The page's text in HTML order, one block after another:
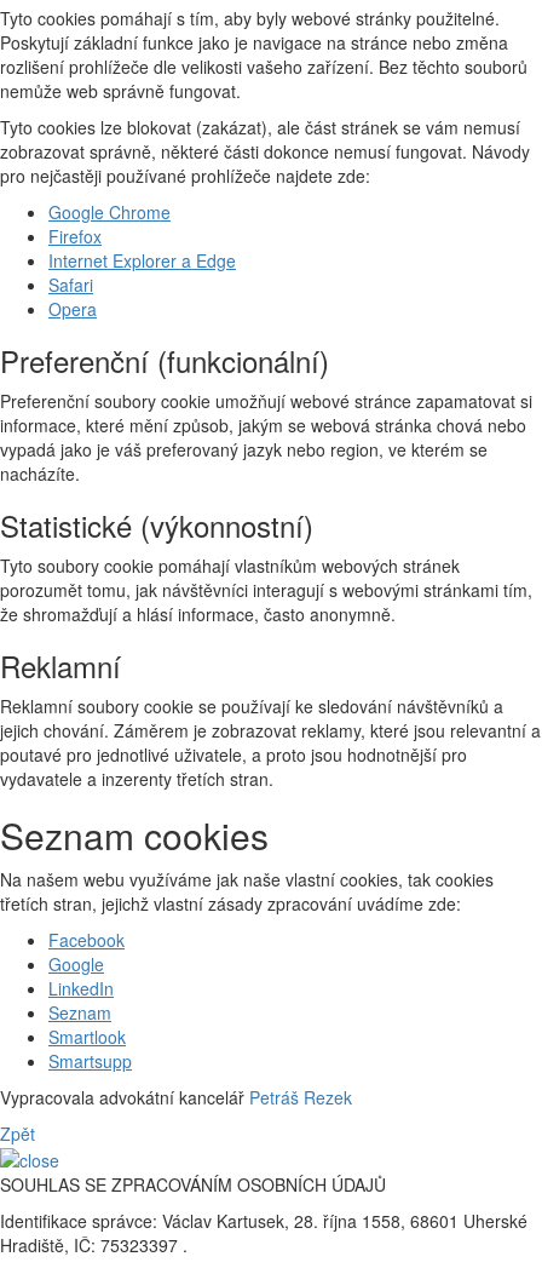
Tyto cookies pomáhají s tím, aby byly webové stránky použitelné.
Poskytují základní funkce jako je navigace na stránce nebo změna
rozlišení prohlížeče dle velikosti vašeho zařízení. Bez těchto souborů
nemůže web správně fungovat.
Tyto cookies lze blokovat (zakázat), ale část stránek se vám nemusí
zobrazovat správně, některé části dokonce nemusí fungovat. Návody
pro nejčastěji používané prohlížeče najdete zde:
Google Chrome
Firefox
Internet Explorer a Edge
Safari
Opera
Preferenční (funkcionální)
Preferenční soubory cookie umožňují webové stránce zapamatovat si
informace, které mění způsob, jakým se webová stránka chová nebo
vypadá jako je váš preferovaný jazyk nebo region, ve kterém se
nacházíte.
Statistické (výkonnostní)
Tyto soubory cookie pomáhají vlastníkům webových stránek
porozumět tomu, jak návštěvníci interagují s webovými stránkami tím,
že shromažďují a hlásí informace, často anonymně.
Reklamní
Reklamní soubory cookie se používají ke sledování návštěvníků a
jejich chování. Záměrem je zobrazovat reklamy, které jsou relevantní a
poutavé pro jednotlivé uživatele, a proto jsou hodnotnější pro
vydavatele a inzerenty třetích stran.
Seznam cookies
Na našem webu využíváme jak naše vlastní cookies, tak cookies
třetích stran, jejichž vlastní zásady zpracování uvádíme zde:
Facebook
Google
LinkedIn
Seznam
Smartlook
Smartsupp
Vypracovala advokátní kancelář Petráš Rezek
Zpět
SOUHLAS SE ZPRACOVÁNÍM OSOBNÍCH ÚDAJŮ
Identifikace správce: Václav Kartusek, 28. října 1558, 68601 Uherské
Hradiště, IČ: 75323397 .